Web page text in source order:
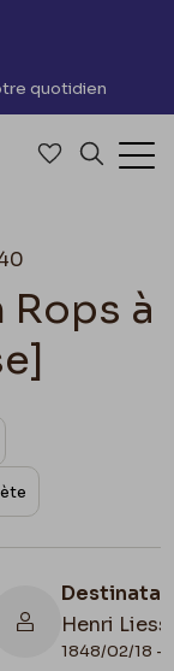
quotidien
Accéder à
à
Henri
1848/02/18 -